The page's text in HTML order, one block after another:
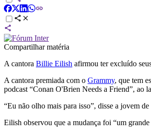
Compartilhar matéria
A cantora Billie Eilish afirmou ter excluído
A cantora premiada com o Grammy, que tem
podcast “Conan O'Brien Needs a Friend”, ao
“Eu não olho mais para isso”, disse a jovem
Eilish observou que a mudança foi “um